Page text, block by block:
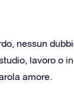
nessun
lavoro o in
amore.